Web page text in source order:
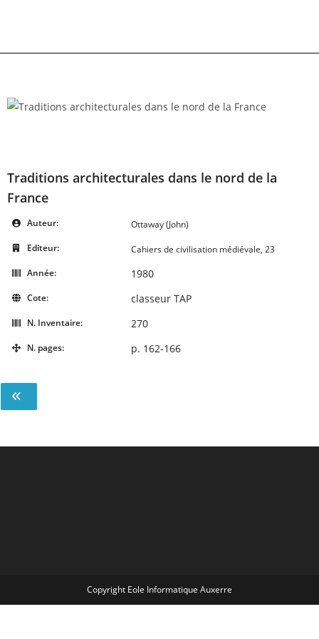
Traditions architecturales dans le nord de la
France
Auteur:
Ottaway (John)
Editeur:
Cahiers de civilisation médiévale, 23
Année:
1980
Cote: classeur TAP
N. Inventaire: 270
N. pages: p. 162-166
Copyright Eole Informatique Auxerre